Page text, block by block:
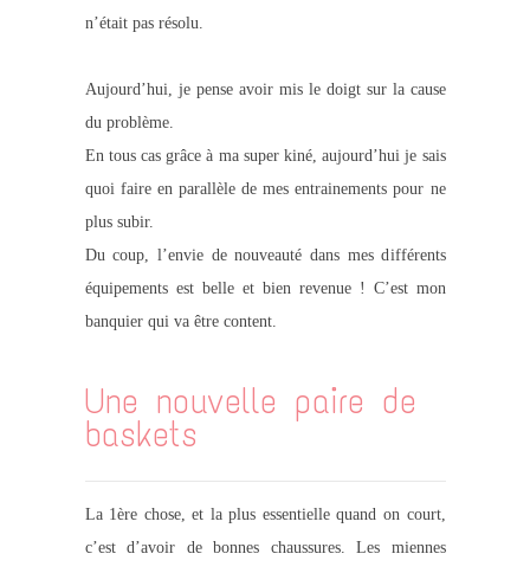
n’était pas résolu.
Aujourd’hui, je pense avoir mis le doigt sur la cause
du problème.
En tous cas grâce à ma super kiné, aujourd’hui je sais
quoi faire en parallèle de mes entrainements pour ne
plus subir.
Du coup, l’envie de nouveauté dans mes différents
équipements est belle et bien revenue ! C’est mon
banquier qui va être content.
Une nouvelle paire de
baskets
La 1ère chose, et la plus essentielle quand on court,
c’est d’avoir de bonnes chaussures. Les miennes